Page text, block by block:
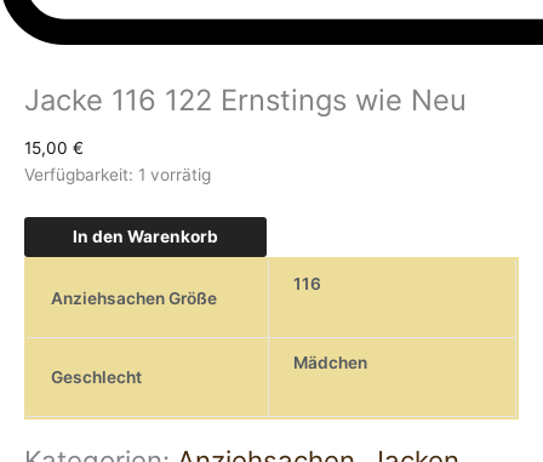
Jacke 116 122 Ernstings wie Neu
15,00 €
Verfügbarkeit: 1 vorrätig
In den Warenkorb
Anziehsachen Größe
116
Geschlecht
Mädchen